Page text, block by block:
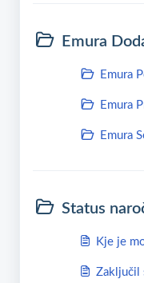
Emura
Emura
Emura
Emura
Status
Kje je
Zaključil